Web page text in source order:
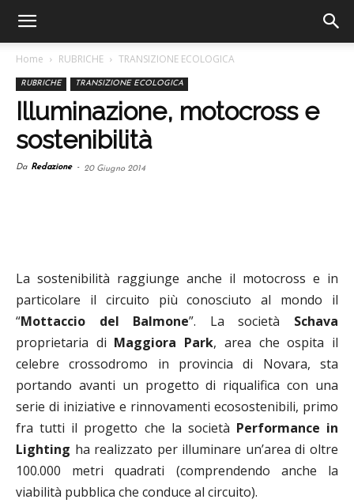
Home RUBRICHE TRANSIZIONE ECOLOGICA
RUBRICHE TRANSIZIONE ECOLOGICA
Illuminazione, motocross e
sostenibilità
Da Redazione - 20 Giugno 2014
La sostenibilità raggiunge anche il motocross e in
particolare il circuito più conosciuto al mondo il
“Mottaccio del Balmone”. La società Schava
proprietaria di Maggiora Park, area che ospita il
celebre crossodromo in provincia di Novara, sta
portando avanti un progetto di riqualifica con una
serie di iniziative e rinnovamenti ecosostenibili, primo
fra tutti il progetto che la società Performance in
Lighting ha realizzato per illuminare un’area di oltre
100.000 metri quadrati (comprendendo anche la
viabilità pubblica che conduce al circuito).